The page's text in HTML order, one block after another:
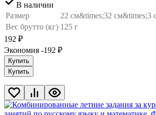
В наличии
Размер
22 см&times;32 см&times;3
Вес брутто (кг) 125 г
192 ₽
Экономия -192 ₽
Купить
Купить